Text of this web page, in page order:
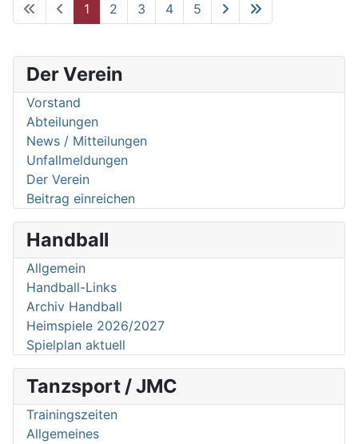
Der Verein
Vorstand
Abteilungen
News / Mitteilungen
Unfallmeldungen
Der Verein
Beitrag einreichen
Handball
Allgemein
Handball-Links
Archiv Handball
Heimspiele 2026/2027
Spielplan aktuell
Tanzsport / JMC
Trainingszeiten
Allgemeines
1 2 3 4 5